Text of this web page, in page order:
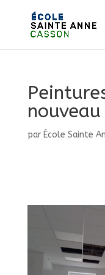
par École Sainte